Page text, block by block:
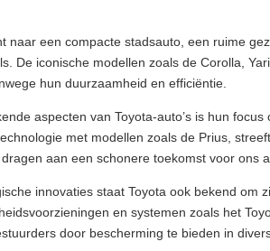
naar een compacte stadsauto, een ruime
De iconische modellen zoals de Corolla,
hun duurzaamheid en efficiëntie.
aspecten van Toyota-auto’s is hun
met modellen zoals de Prius,
aan een schonere toekomst voor ons
innovaties staat Toyota ook bekend om
en systemen zoals het
door bescherming te bieden in